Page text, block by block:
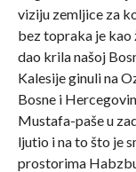
viziju zemljice za
bez topraka je kao
dao krila našoj
Kalesije ginuli na
Bosne i
Mustafa-paše u
ljutio i na to što je
prostorima